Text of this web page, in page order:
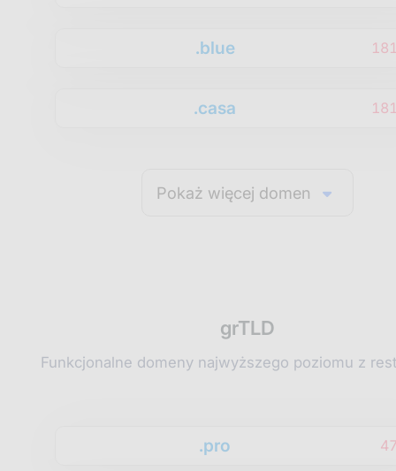
.blue
.casa
Pokaż więcej domen
grTLD
Funkcjonalne domeny najwyższego poziomu z
.pro